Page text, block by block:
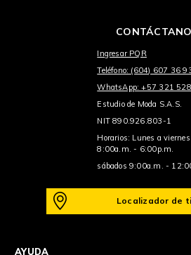
Ingresar PQR
Teléfono: (604) 607 36
WhatsApp: +57 321
Estudio de Moda S.A.S.
NIT 890.926.803-1
Horarios: Lunes a viernes
8:00a.m. - 6:00p.m.
sábados 9:00a.m. -
Localizador de
AYUDA